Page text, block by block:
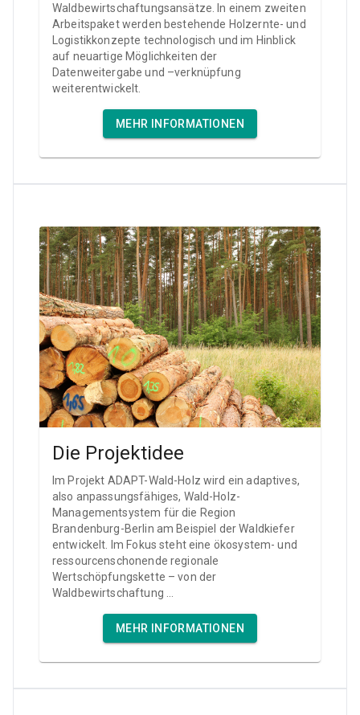
Waldbewirtschaftungsansätze. In einem zweiten
Arbeitspaket werden bestehende Holzernte- und
Logistikkonzepte technologisch und im Hinblick
auf neuartige Möglichkeiten der
Datenweitergabe und –verknüpfung
weiterentwickelt.
MEHR INFORMATIONEN
Die Projektidee
Im Projekt ADAPT-Wald-Holz wird ein adaptives,
also anpassungsfähiges, Wald-Holz-
Managementsystem für die Region
Brandenburg-Berlin am Beispiel der Waldkiefer
entwickelt. Im Fokus steht eine ökosystem- und
ressourcenschonende regionale
Wertschöpfungskette – von der
Waldbewirtschaftung ...
MEHR INFORMATIONEN